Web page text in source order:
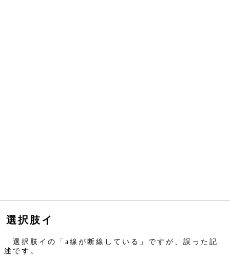
選択肢イ
選択肢イの「a線が断線している」ですが、誤った記
述です。